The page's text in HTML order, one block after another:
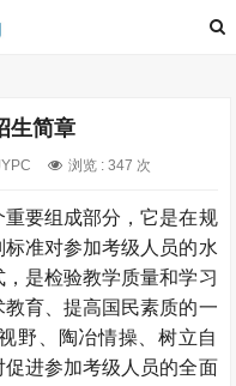
生简章
浏览 : 347 次
要组成部分，它是在规
准对参加考级人员的水
是检验教学质量和学习
育、提高国民素质的一
野、陶冶情操、树立自
进参加考级人员的全面